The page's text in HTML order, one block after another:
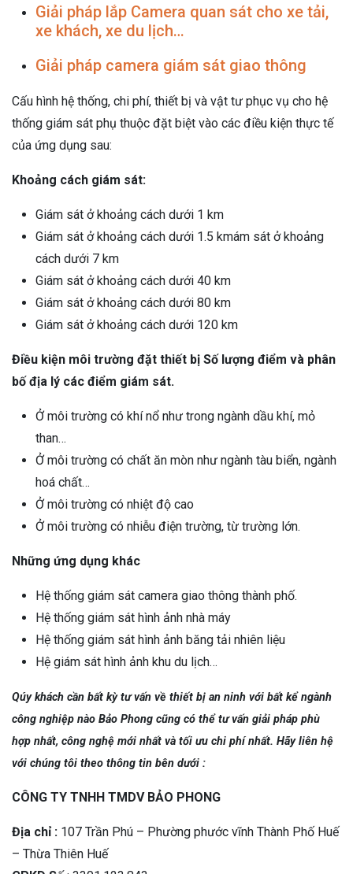
Giải pháp lắp Camera quan sát cho xe tải,
xe khách, xe du lịch…
Giải pháp camera giám sát giao thông
Cấu hình hệ thống, chi phí, thiết bị và vật tư phục vụ cho hệ
thống giám sát phụ thuộc đặt biệt vào các điều kiện thực tế
của ứng dụng sau:
Khoảng cách giám sát:
Giám sát ở khoảng cách dưới 1 km
Giám sát ở khoảng cách dưới 1.5 kmám sát ở khoảng
cách dưới 7 km
Giám sát ở khoảng cách dưới 40 km
Giám sát ở khoảng cách dưới 80 km
Giám sát ở khoảng cách dưới 120 km
Điều kiện môi trường đặt thiết bị Số lượng điểm và phân
bố địa lý các điểm giám sát.
Ở môi trường có khí nổ như trong ngành dầu khí, mỏ
than…
Ở môi trường có chất ăn mòn như ngành tàu biển, ngành
hoá chất…
Ở môi trường có nhiệt độ cao
Ở môi trường có nhiễu điện trường, từ trường lớn.
Những ứng dụng khác
Hệ thống giám sát camera giao thông thành phố.
Hệ thống giám sát hình ảnh nhà máy
Hệ thống giám sát hình ảnh băng tải nhiên liệu
Hệ giám sát hình ảnh khu du lịch…
Qúy khách cần bất kỳ tư vấn về thiết bị an ninh với bất kể ngành
công nghiệp nào Bảo Phong cũng có thể tư vấn giải pháp phù
hợp nhất, công nghệ mới nhất và tối ưu chi phí nhất. Hãy liên hệ
với chúng tôi theo thông tin bên dưới :
CÔNG TY TNHH TMDV BẢO PHONG
Địa chỉ : 107 Trần Phú – Phường phước vĩnh Thành Phố Huế
– Thừa Thiên Huế